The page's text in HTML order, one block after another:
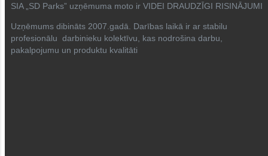
SIA „SD Parks” uzņēmuma moto ir VIDEI DRAUDZĪGI RISINĀJUMI
Uzņēmums dibināts 2007.gadā. Darības laikā ir ar stabilu
profesionālu darbinieku kolektīvu, kas nodrošina darbu,
pakalpojumu un produktu kvalitāti